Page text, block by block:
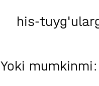
his-
Yoki mumkinmi: